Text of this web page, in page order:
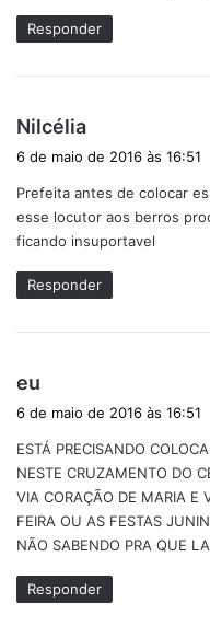
Responder
Nilcélia
s
e
:
6 de maio de 2016 às 16:51
Prefeita antes de colocar
esse locutor aos berros
ficando insuportavel
Responder
eu
s
e
:
6 de maio de 2016 às 16:51
ESTÁ PRECISANDO
NESTE CRUZAMENTO DO
VIA CORAÇÃO DE MARIA E
FEIRA OU AS FESTAS
NÃO SABENDO PRA QUE
Responder